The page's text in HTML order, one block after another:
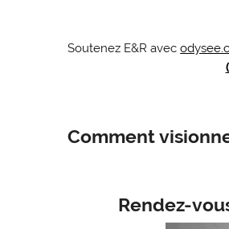
Soutenez E&R avec
Comment
Rendez-